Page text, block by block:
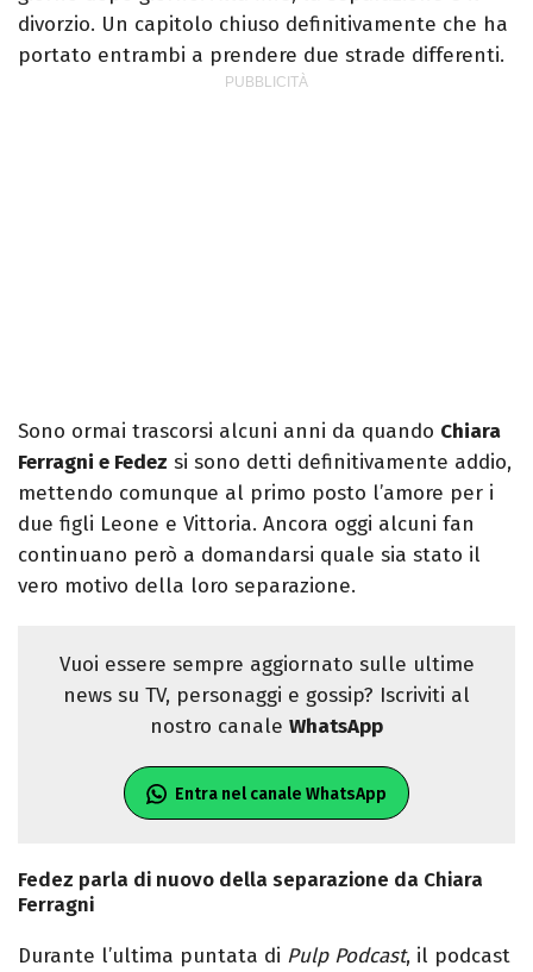
divorzio. Un capitolo chiuso definitivamente che ha
portato entrambi a prendere due strade differenti.
Sono ormai trascorsi alcuni anni da quando Chiara
Ferragni e Fedez si sono detti definitivamente addio,
mettendo comunque al primo posto l’amore per i
due figli Leone e Vittoria. Ancora oggi alcuni fan
continuano però a domandarsi quale sia stato il
vero motivo della loro separazione.
Vuoi essere sempre aggiornato sulle ultime
news su TV, personaggi e gossip? Iscriviti al
nostro canale WhatsApp
Entra nel canale WhatsApp
Fedez parla di nuovo della separazione da Chiara
Ferragni
Durante l’ultima puntata di Pulp Podcast, il podcast